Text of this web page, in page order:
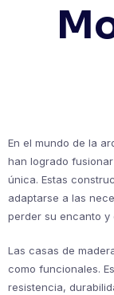
En el mundo de la
han logrado
única. Estas
adaptarse a las
perder su encanto y
Las casas de
como funcionales.
resistencia,